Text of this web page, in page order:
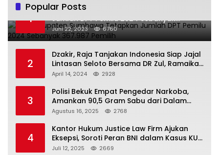
Popular Posts
1
KPU Kabupaten Sumbawa Tetapkan
Jumlah DPT Pemilu 2024 Sebanyak
367.987 Pemilih
Juni 22, 2023 6760
2
Dzakir, Raja Tanjakan Indonesia Siap Jajal
Lintasan Seloto Bersama DR Zul, Ramaikan
Trabas JAS #2 KSB
April 14, 2024 2928
3
Polisi Bekuk Empat Pengedar Narkoba,
Amankan 90,5 Gram Sabu dari Dalam
Mobil
Agustus 16, 2025 2768
4
Kantor Hukum Justice Law Firm Ajukan
Eksepsi, Soroti Peran BNI dalam Kasus KUR
Bawang Merah KCP Woha
Juli 12, 2025 2669